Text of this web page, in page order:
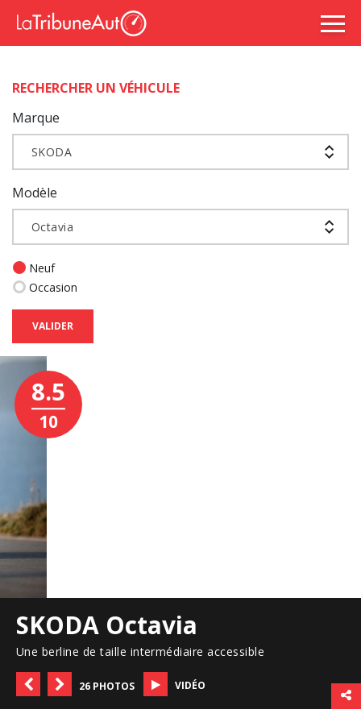
RECHERCHER UN VÉHICULE
Marque
SKODA
Modèle
Octavia
Neuf
Occasion
VALIDER
8.5
10
SKODA Octavia
Une berline de taille intermédiaire accessible
26 PHOTOS VIDÉO